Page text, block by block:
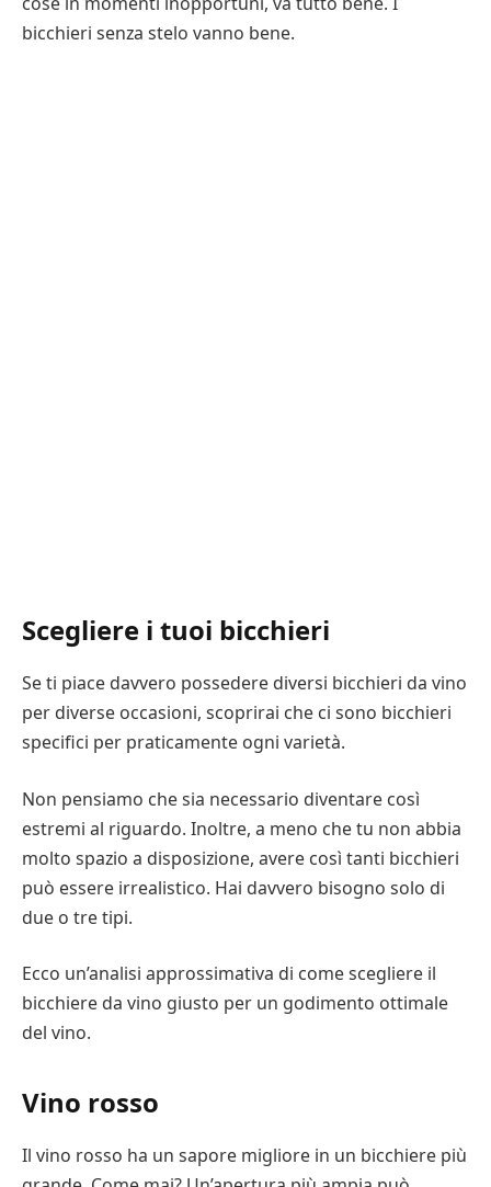
bicchieri senza stelo vanno bene.
Scegliere i tuoi bicchieri
Se ti piace davvero possedere diversi bicchieri da vino
per diverse occasioni, scoprirai che ci sono bicchieri
specifici per praticamente ogni varietà.
Non pensiamo che sia necessario diventare così
estremi al riguardo. Inoltre, a meno che tu non abbia
molto spazio a disposizione, avere così tanti bicchieri
può essere irrealistico. Hai davvero bisogno solo di
due o tre tipi.
Ecco un’analisi approssimativa di come scegliere il
bicchiere da vino giusto per un godimento ottimale
del vino.
Vino rosso
Il vino rosso ha un sapore migliore in un bicchiere più